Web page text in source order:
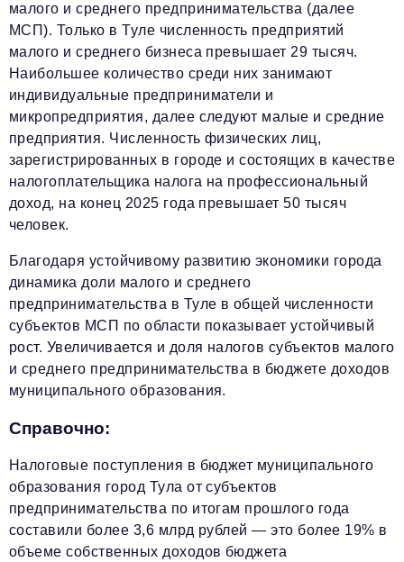
малого и среднего предпринимательства (далее
МСП). Только в Туле численность предприятий
малого и среднего бизнеса превышает 29 тысяч.
Наибольшее количество среди них занимают
индивидуальные предприниматели и
микропредприятия, далее следуют малые и средние
предприятия. Численность физических лиц,
зарегистрированных в городе и состоящих в качестве
налогоплательщика налога на профессиональный
доход, на конец 2025 года превышает 50 тысяч
человек.
Благодаря устойчивому развитию экономики города
динамика доли малого и среднего
предпринимательства в Туле в общей численности
субъектов МСП по области показывает устойчивый
рост. Увеличивается и доля налогов субъектов малого
и среднего предпринимательства в бюджете доходов
муниципального образования.
Справочно:
Налоговые поступления в бюджет муниципального
образования город Тула от субъектов
предпринимательства по итогам прошлого года
составили более 3,6 млрд рублей — это более 19% в
объеме собственных доходов бюджета